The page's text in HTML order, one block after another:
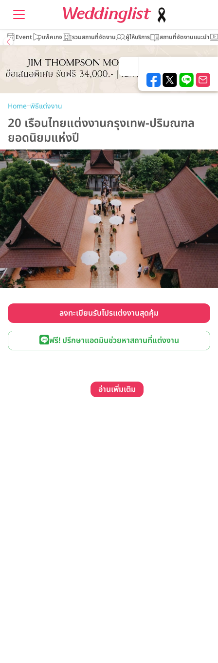
Event แพ็คเกจ รวมสถานที่จัดงาน ผู้ให้บริการ สถานที่จัดงานแนะนำ
Home–พิธีแต่งงาน
20 เรือนไทยแต่งงานกรุงเทพ-ปริมณฑล
ยอดนิยมแห่งปี
ลงทะเบียนรับโปรแต่งงานสุดคุ้ม
ฟรี! ปรึกษาแอดมินช่วยหาสถานที่แต่งงาน
อ่านเพิ่มเติม